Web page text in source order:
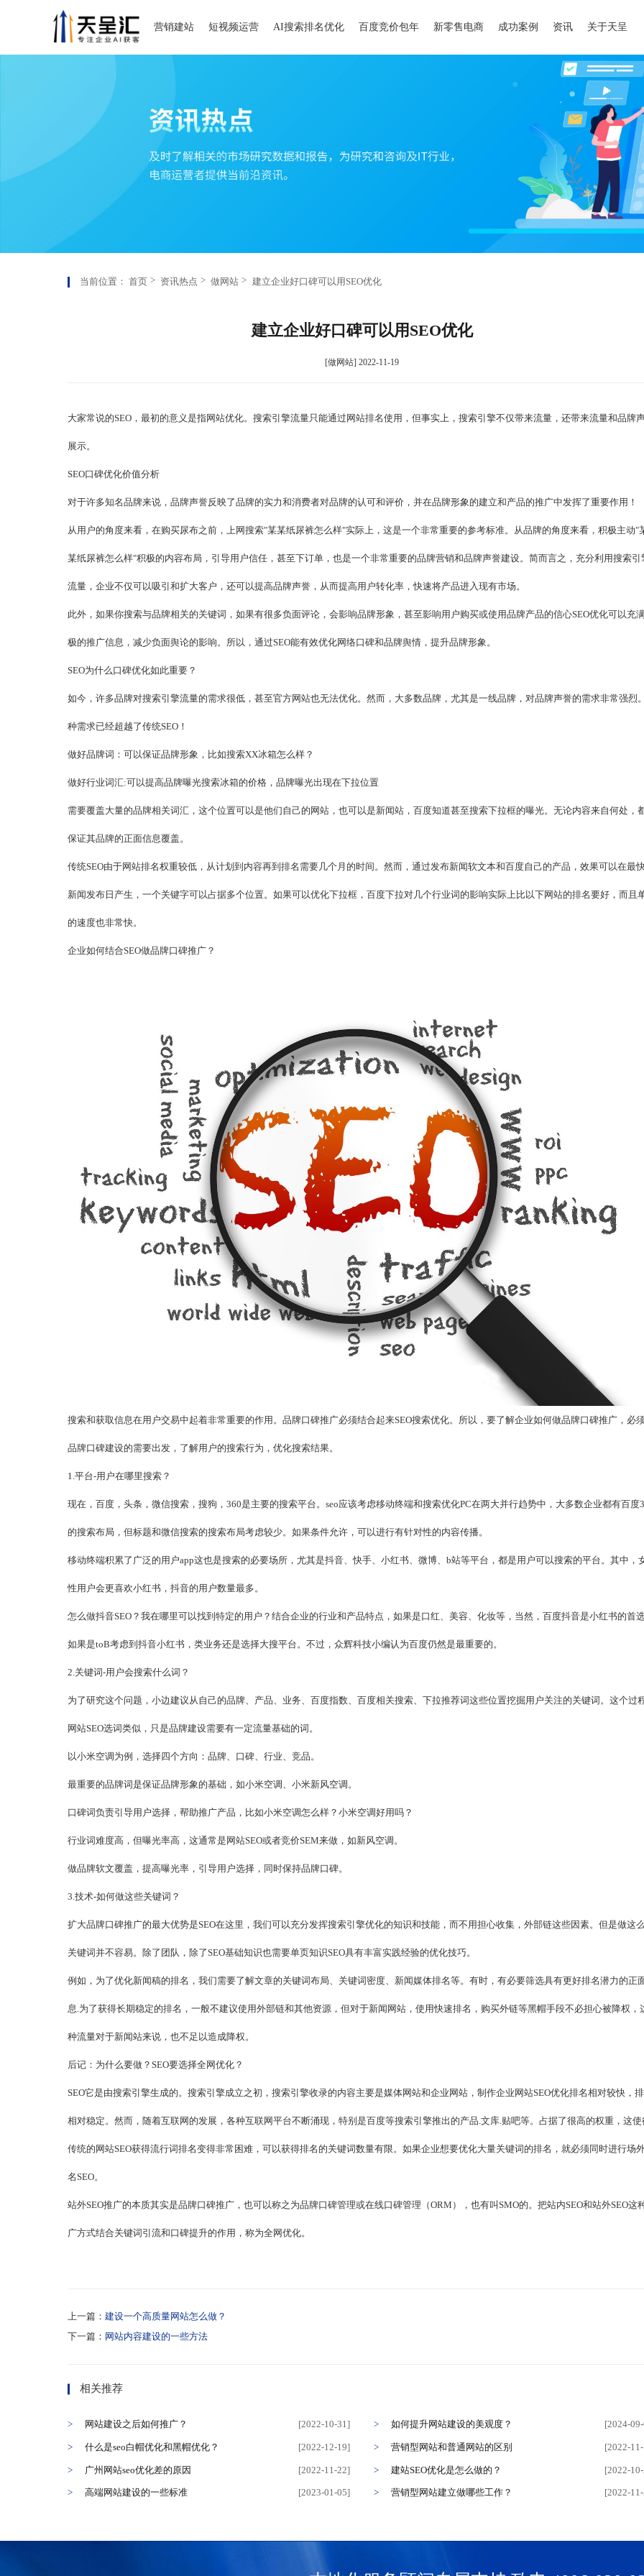
营销建站 短视频运营 AI搜索排名优化 百度竞价包年 新零售电商 成功案例 资讯 关于天呈
当前位置： 首页 资讯热点 做网站 建立企业好口碑可以用SEO优化
建立企业好口碑可以用SEO优化
[做网站] 2022-11-19
大家常说的SEO，最初的意义是指网站优化。搜索引擎流量只能通过网站排名使用，但事实上，搜索引擎不仅带来流量，还带来流量和品牌
展示。
SEO口碑优化价值分析
对于许多知名品牌来说，品牌声誉反映了品牌的实力和消费者对品牌的认可和评价，并在品牌形象的建立和产品的推广中发挥了重要作用！
从用户的角度来看，在购买尿布之前，上网搜索"某某纸尿裤怎么样"实际上，这是一个非常重要的参考标准。从品牌的角度来看，积极主动"
某纸尿裤怎么样"积极的内容布局，引导用户信任，甚至下订单，也是一个非常重要的品牌营销和品牌声誉建设。简而言之，充分利用搜索引
流量，企业不仅可以吸引和扩大客户，还可以提高品牌声誉，从而提高用户转化率，快速将产品进入现有市场。
此外，如果你搜索与品牌相关的关键词，如果有很多负面评论，会影响品牌形象，甚至影响用户购买或使用品牌产品的信心SEO优化可以充
极的推广信息，减少负面舆论的影响。所以，通过SEO能有效优化网络口碑和品牌舆情，提升品牌形象。
SEO为什么口碑优化如此重要？
如今，许多品牌对搜索引擎流量的需求很低，甚至官方网站也无法优化。然而，大多数品牌，尤其是一线品牌，对品牌声誉的需求非常强烈
种需求已经超越了传统SEO！
做好品牌词：可以保证品牌形象，比如搜索XX冰箱怎么样？
做好行业词汇:可以提高品牌曝光搜索冰箱的价格，品牌曝光出现在下拉位置
需要覆盖大量的品牌相关词汇，这个位置可以是他们自己的网站，也可以是新闻站，百度知道甚至搜索下拉框的曝光。无论内容来自何处，
保证其品牌的正面信息覆盖。
传统SEO由于网站排名权重较低，从计划到内容再到排名需要几个月的时间。然而，通过发布新闻软文本和百度自己的产品，效果可以在最
新闻发布日产生，一个关键字可以占据多个位置。如果可以优化下拉框，百度下拉对几个行业词的影响实际上比以下网站的排名要好，而且
的速度也非常快。
企业如何结合SEO做品牌口碑推广？
搜索和获取信息在用户交易中起着非常重要的作用。品牌口碑推广必须结合起来SEO搜索优化。所以，要了解企业如何做品牌口碑推广，必
品牌口碑建设的需要出发，了解用户的搜索行为，优化搜索结果。
1.平台-用户在哪里搜索？
现在，百度，头条，微信搜索，搜狗，360是主要的搜索平台。seo应该考虑移动终端和搜索优化PC在两大并行趋势中，大多数企业都有百度
的搜索布局，但标题和微信搜索的搜索布局考虑较少。如果条件允许，可以进行有针对性的内容传播。
移动终端积累了广泛的用户app这也是搜索的必要场所，尤其是抖音、快手、小红书、微博、b站等平台，都是用户可以搜索的平台。其中，
性用户会更喜欢小红书，抖音的用户数量最多。
怎么做抖音SEO？我在哪里可以找到特定的用户？结合企业的行业和产品特点，如果是口红、美容、化妆等，当然，百度抖音是小红书的首选
如果是toB考虑到抖音小红书，类业务还是选择大搜平台。不过，众辉科技小编认为百度仍然是最重要的。
2.关键词-用户会搜索什么词？
为了研究这个问题，小边建议从自己的品牌、产品、业务、百度指数、百度相关搜索、下拉推荐词这些位置挖掘用户关注的关键词。这个过
网站SEO选词类似，只是品牌建设需要有一定流量基础的词。
以小米空调为例，选择四个方向：品牌、口碑、行业、竞品。
最重要的品牌词是保证品牌形象的基础，如小米空调、小米新风空调。
口碑词负责引导用户选择，帮助推广产品，比如小米空调怎么样？小米空调好用吗？
行业词难度高，但曝光率高，这通常是网站SEO或者竞价SEM来做，如新风空调。
做品牌软文覆盖，提高曝光率，引导用户选择，同时保持品牌口碑。
3.技术-如何做这些关键词？
扩大品牌口碑推广的最大优势是SEO在这里，我们可以充分发挥搜索引擎优化的知识和技能，而不用担心收集，外部链这些因素。但是做这
关键词并不容易。除了团队，除了SEO基础知识也需要单页知识SEO具有丰富实践经验的优化技巧。
例如，为了优化新闻稿的排名，我们需要了解文章的关键词布局、关键词密度、新闻媒体排名等。有时，有必要筛选具有更好排名潜力的正
息.为了获得长期稳定的排名，一般不建议使用外部链和其他资源，但对于新闻网站，使用快速排名，购买外链等黑帽手段不必担心被降权，
种流量对于新闻站来说，也不足以造成降权。
后记：为什么要做？SEO要选择全网优化？
SEO它是由搜索引擎生成的。搜索引擎成立之初，搜索引擎收录的内容主要是媒体网站和企业网站，制作企业网站SEO优化排名相对较快，
相对稳定。然而，随着互联网的发展，各种互联网平台不断涌现，特别是百度等搜索引擎推出的产品.文库.贴吧等。占据了很高的权重，这使
传统的网站SEO获得流行词排名变得非常困难，可以获得排名的关键词数量有限。如果企业想要优化大量关键词的排名，就必须同时进行场
名SEO。
站外SEO推广的本质其实是品牌口碑推广，也可以称之为品牌口碑管理或在线口碑管理（ORM），也有叫SMO的。把站内SEO和站外SEO这
广方式结合关键词引流和口碑提升的作用，称为全网优化。
上一篇：建设一个高质量网站怎么做？
下一篇： 网站内容建设的一些方法
相关推荐
网站建设之后如何推广？ [2022-10-31] 如何提升网站建设的美观度？ [2024-
什么是seo白帽优化和黑帽优化？ [2022-12-19] 营销型网站和普通网站的区别 [2022-
广州网站seo优化差的原因 [2022-11-22] 建站SEO优化是怎么做的？ [2022-
高端网站建设的一些标准 [2023-01-05] 营销型网站建立做哪些工作？ [2022-